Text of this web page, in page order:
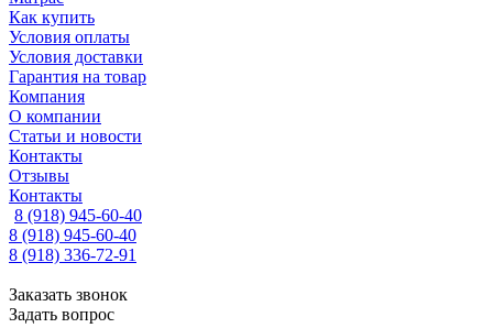
Как купить
Условия оплаты
Условия доставки
Гарантия на товар
Компания
О компании
Статьи и новости
Контакты
Отзывы
Контакты
8 (918) 945-60-40
8 (918) 945-60-40
8 (918) 336-72-91
Заказать звонок
Задать вопрос